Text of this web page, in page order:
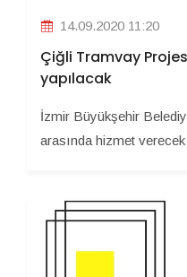
14.09.2020 11:20
Çiğli Tramvay
yapılacak
İzmir Büyükşehir
arasında hizmet